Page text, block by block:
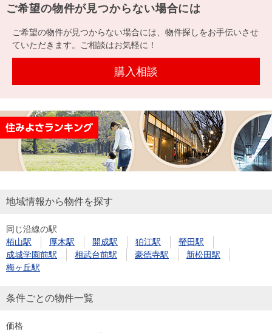
ンを
探す
一戸
建て
す
用
物
件
を
す
件を
探す
購入向け
サービス
住宅ロー
ンシミュ
住まい1プ
ラス（お
定
談
売却
金額
試算
売却向け
周辺相場
住まい1プ
住まいと
暮らしの
（電子ブ
売却ガイ
ド
経営ビジ
ョン
組織図
役員一
沿革
本社地
図
（電子ブ
ック版）
提携企業にお勤めの方
閉じる
ご希望の物件が見つからない場合には
ご希望の物件が見つからない場合には、物件探しをお手伝いさせ
ていただきます。ご相談はお気軽に！
購入相談
地域情報から物件を探す
同じ沿線の駅
栢山駅
厚木駅 開成駅 狛江駅
螢田駅
成城学園前駅
相武台前駅 豪徳寺駅
新松田駅
梅ヶ丘駅
条件ごとの物件一覧
価格